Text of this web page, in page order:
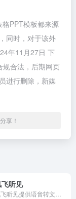
PPT模板都来源
同时，对于该外
年11月27日 下
合法，后期网页
进行删除，新媒
享！
听见